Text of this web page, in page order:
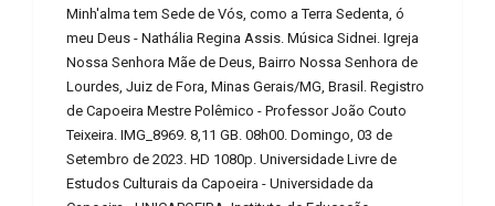
Minh'alma tem Sede de Vós, como a Terra Sedenta, ó
meu Deus - Nathália Regina Assis. Música Sidnei. Igreja
Nossa Senhora Mãe de Deus, Bairro Nossa Senhora de
Lourdes, Juiz de Fora, Minas Gerais/MG, Brasil. Registro
de Capoeira Mestre Polêmico - Professor João Couto
Teixeira. IMG_8969. 8,11 GB. 08h00. Domingo, 03 de
Setembro de 2023. HD 1080p. Universidade Livre de
Estudos Culturais da Capoeira - Universidade da